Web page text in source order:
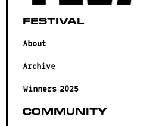
Festival
About
Archive
Winners 2025
Community